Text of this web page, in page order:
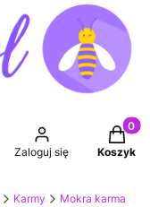
Zaloguj się Koszyk
Karmy Mokra karma